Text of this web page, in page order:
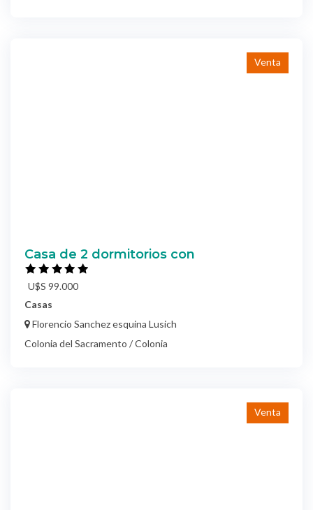
Venta
Casa de 2 dormitorios con
U$S 99.000
Casas
Florencio Sanchez esquina Lusich
Colonia del Sacramento / Colonia
Venta